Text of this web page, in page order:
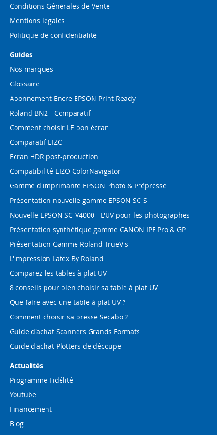
Conditions Générales de Vente
Mentions légales
Politique de confidentialité
Guides
Nos marques
Glossaire
Abonnement Encre EPSON Print Ready
Roland BN2 - Comparatif
Comment choisir LE bon écran
Comparatif EIZO
Ecran HDR post-production
Compatibilité EIZO ColorNavigator
Gamme d'imprimante EPSON Photo & Prépresse
Présentation nouvelle gamme EPSON SC-S
Nouvelle EPSON SC-V4000 - L'UV pour les photographes
Présentation synthétique gamme CANON IPF Pro & GP
Présentation Gamme Roland TrueVis
L'impression Latex By Roland
Comparez les tables à plat UV
8 conseils pour bien choisir sa table à plat UV
Que faire avec une table à plat UV ?
Comment choisir sa presse Secabo ?
Guide d'achat Scanners Grands Formats
Guide d'achat Plotters de découpe
Actualités
Programme Fidélité
Youtube
Financement
Blog